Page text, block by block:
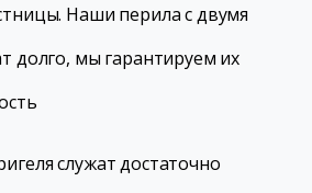
Наши перила с двумя
долго, мы гарантируем их
служат достаточно